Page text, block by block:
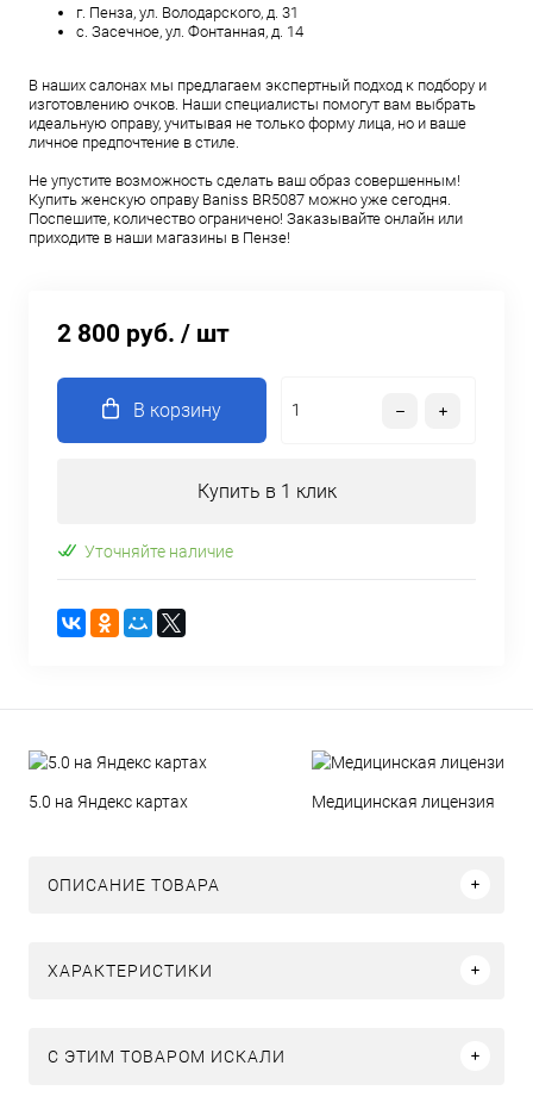
г. Пенза, ул. Володарского, д. 31
с. Засечное, ул. Фонтанная, д. 14
В наших салонах мы предлагаем экспертный подход к подбору и
изготовлению очков. Наши специалисты помогут вам выбрать
идеальную оправу, учитывая не только форму лица, но и ваше
личное предпочтение в стиле.
Не упустите возможность сделать ваш образ совершенным!
Купить женскую оправу Baniss BR5087 можно уже сегодня.
Поспешите, количество ограничено! Заказывайте онлайн или
приходите в наши магазины в Пензе!
2 800 руб. / шт
В корзину
Купить в 1 клик
Уточняйте наличие
5.0 на Яндекс картах Медицинская лицензия
ОПИСАНИЕ ТОВАРА
ХАРАКТЕРИСТИКИ
C ЭТИМ ТОВАРОМ ИСКАЛИ